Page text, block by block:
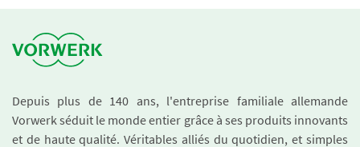
Depuis plus de 140 ans, l'entreprise familiale allemande
Vorwerk séduit le monde entier grâce à ses produits innovants
et de haute qualité. Véritables alliés du quotidien, et simples